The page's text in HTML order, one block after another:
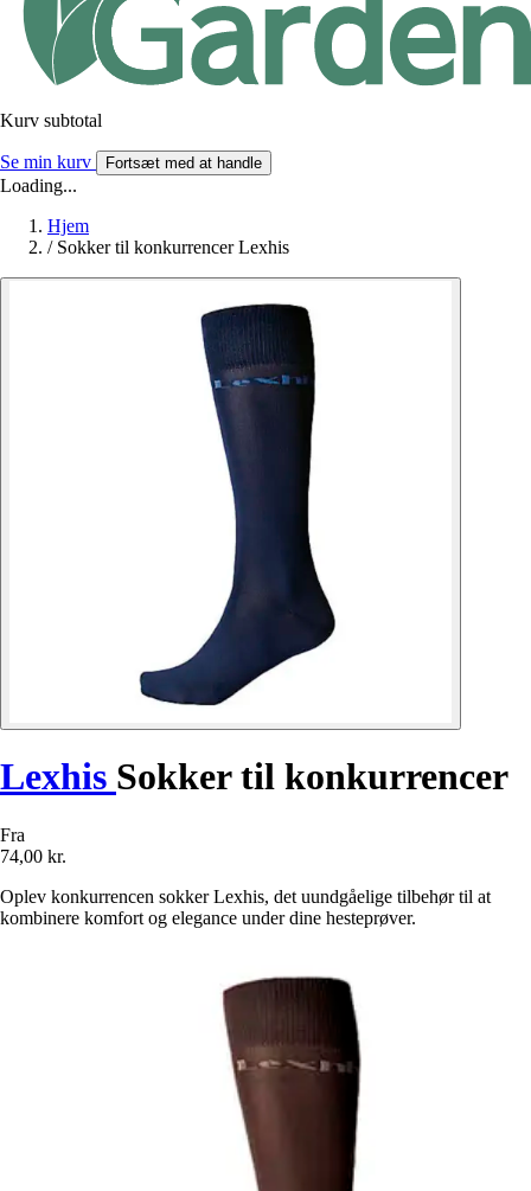
Kurv subtotal
Se min kurv Fortsæt med at handle
Loading...
Hjem
/ Sokker til konkurrencer Lexhis
Lexhis Sokker til konkurrencer
Fra
74,00 kr.
Oplev konkurrencen sokker Lexhis, det uundgåelige tilbehør til at
kombinere komfort og elegance under dine hesteprøver.